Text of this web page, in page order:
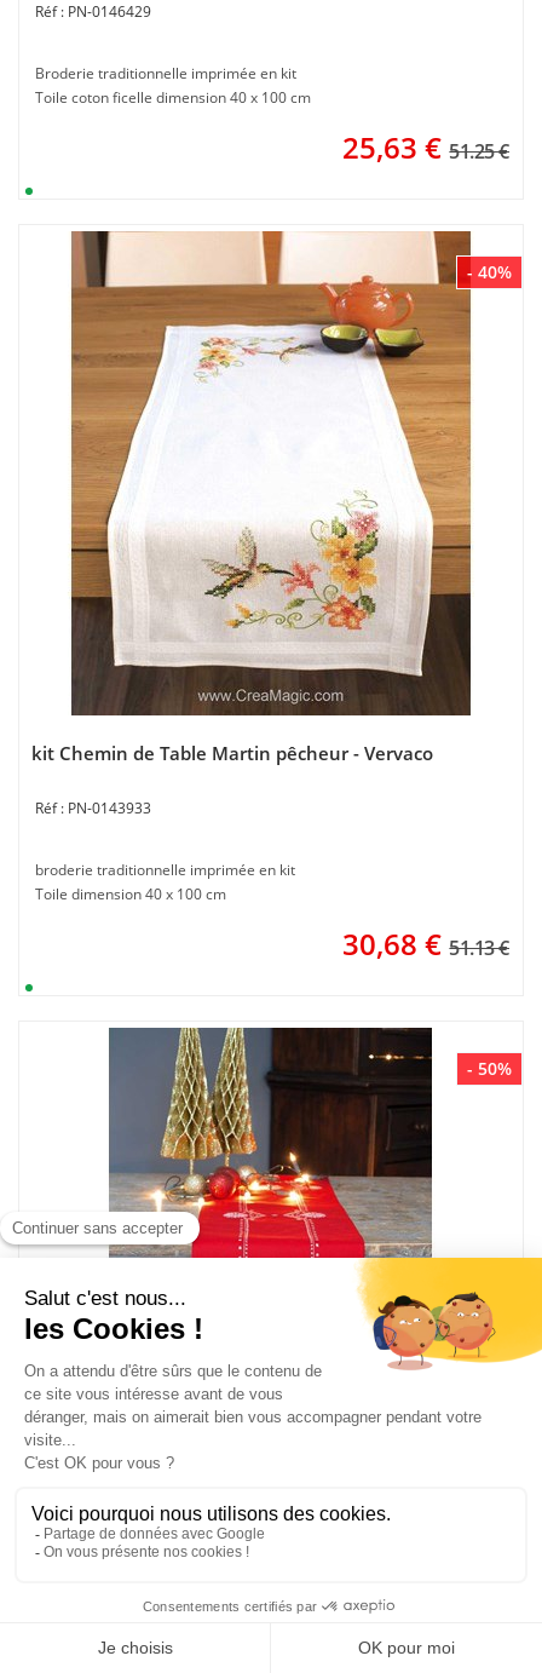
PN-0146429
Broderie traditionnelle imprimée en kit
Toile coton ficelle dimension 40 x 100 cm
25,63 € 51.25 €
- 40%
kit Chemin de Table Martin pêcheur - Vervaco
PN-0143933
broderie traditionnelle imprimée en kit
Toile dimension 40 x 100 cm
30,68 € 51.13 €
- 50%
kit Chemin de Table Etoiles de noël blanches - Vervaco
PN-0155278